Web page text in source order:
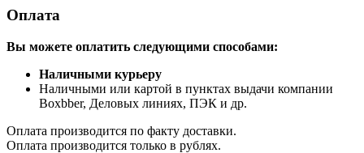
Оплата
Вы можете оплатить следующими способами:
Наличными курьеру
Наличными или картой в пунктах выдачи компании
Boxbber, Деловых линиях, ПЭК и др.
Оплата производится по факту доставки.
Оплата производится только в рублях.